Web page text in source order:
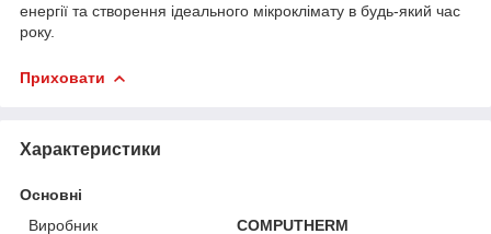
енергії та створення ідеального мікроклімату в будь-який час
року.
Приховати
Характеристики
Основні
Виробник
COMPUTHERM